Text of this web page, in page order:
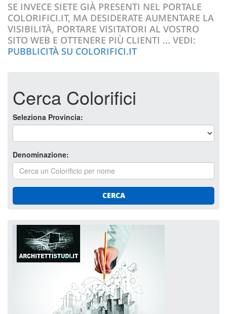
SE INVECE SIETE GIÀ PRESENTI NEL PORTALE
COLORIFICI.IT, MA DESIDERATE AUMENTARE LA
VISIBILITÀ, PORTARE VISITATORI AL VOSTRO
SITO WEB E OTTENERE PIÙ CLIENTI ... VEDI:
PUBBLICITÀ SU COLORIFICI.IT
Cerca Colorifici
Seleziona Provincia:
Denominazione:
CERCA